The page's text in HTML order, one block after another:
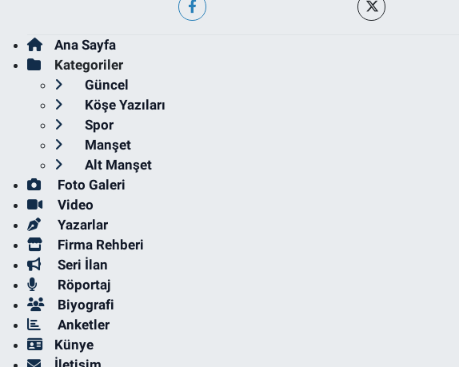
Ana Sayfa
Kategoriler
Güncel
Köşe Yazıları
Spor
Manşet
Alt Manşet
Foto Galeri
Video
Yazarlar
Firma Rehberi
Seri İlan
Röportaj
Biyografi
Anketler
Künye